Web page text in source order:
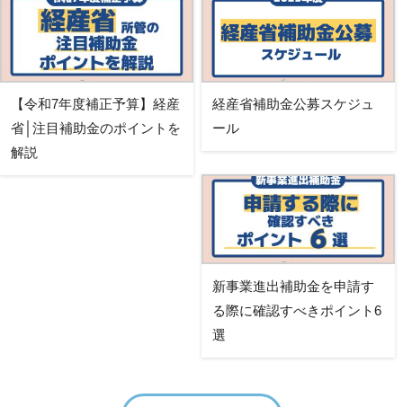
【令和7年度補正予算】経産
省│注目補助金のポイントを
解説
経産省補助金公募スケジュ
ール
新事業進出補助金を申請す
る際に確認すべきポイント6
選